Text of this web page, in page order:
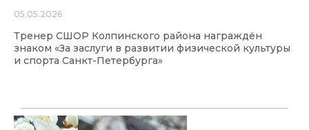
05.05.2026
Тренер СШОР Колпинского района награждён
знаком «За заслуги в развитии физической культуры
и спорта Санкт-Петербурга»